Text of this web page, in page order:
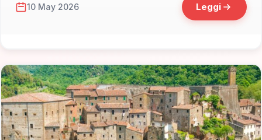
10 May 2026 Leggi